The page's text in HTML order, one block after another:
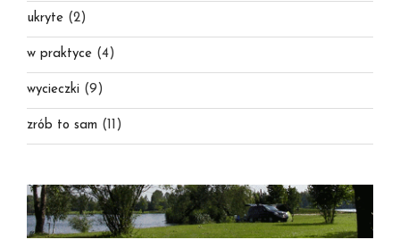
ukryte (2)
w praktyce (4)
wycieczki (9)
zrób to sam (11)